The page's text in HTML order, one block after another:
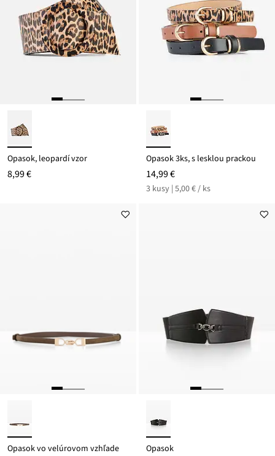
Opasok, leopardí vzor
8,99 €
Opasok 3ks, s lesklou prackou
14,99 €
3 kusy | 5,00 € / ks
Opasok vo velúrovom vzhľade Opasok